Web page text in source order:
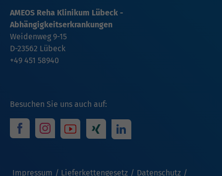
Besuchen Sie uns auch auf:
Impressum Lieferkettengesetz Datenschutz
AMEOS Reha Klinikum Lübeck -
Abhängigkeitserkrankungen
Weidenweg 9-15
D-23562 Lübeck
+49 451 58940